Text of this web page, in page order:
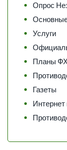
Опрос
Услуги
Планы
Газеты